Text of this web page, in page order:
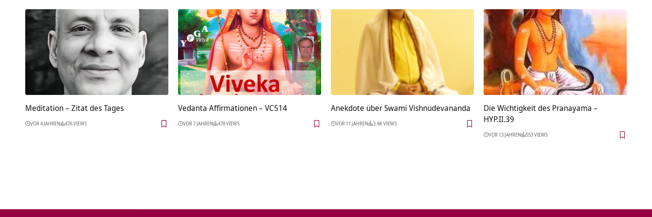
Meditation – Zitat des Tages
VOR 4 JAHREN 476 VIEWS
Vedanta Affirmationen – VC514
VOR 7 JAHREN 478 VIEWS
Anekdote über Swami Vishnudevananda
VOR 11 JAHREN 3.4K VIEWS
Die Wichtigkeit des Pranayama –
HYP.II.39
VOR 13 JAHREN 553 VIEWS